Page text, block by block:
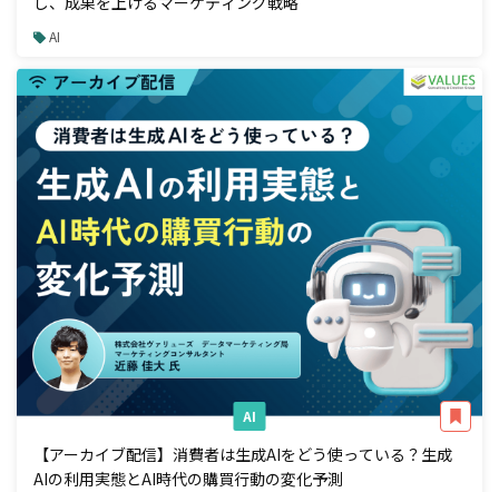
AI
AI
【アーカイブ配信】消費者は生成AIをどう使っている？生成
AIの利用実態とAI時代の購買行動の変化予測